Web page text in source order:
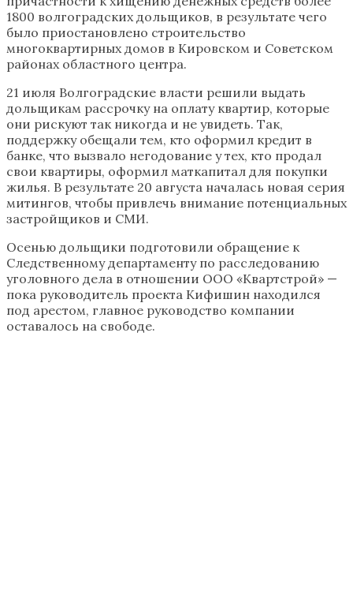
1800 волгоградских дольщиков, в результате чего
было приостановлено строительство
многоквартирных домов в Кировском и Советском
районах областного центра.
21 июля Волгоградские власти решили выдать
дольщикам рассрочку на оплату квартир, которые
они рискуют так никогда и не увидеть. Так,
поддержку обещали тем, кто оформил кредит в
банке, что вызвало негодование у тех, кто продал
свои квартиры, оформил маткапитал для покупки
жилья. В результате 20 августа началась новая серия
митингов, чтобы привлечь внимание потенциальных
застройщиков и СМИ.
Осенью дольщики подготовили обращение к
Следственному департаменту по расследованию
уголовного дела в отношении ООО «Квартстрой» —
пока руководитель проекта Кифишин находился
под арестом, главное руководство компании
оставалось на свободе.